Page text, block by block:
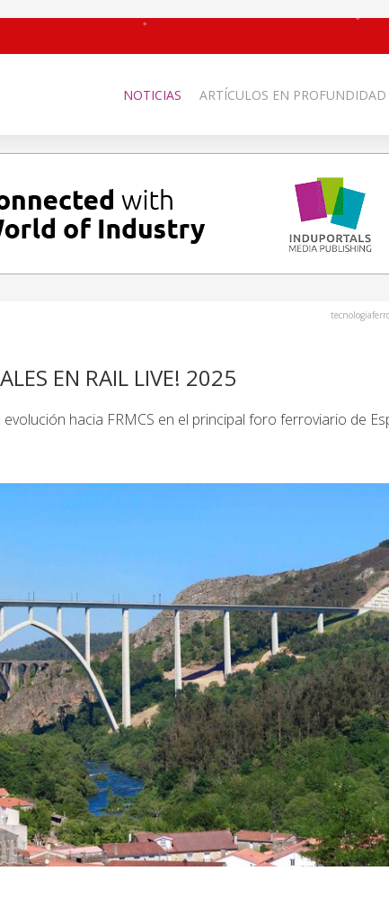
NOTICIAS ARTÍCULOS EN PROFUNDIDAD
EN RAIL LIVE! 2025
hacia FRMCS en el principal foro ferroviario de